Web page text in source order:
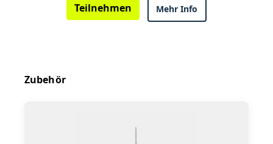
Teilnehmen Mehr Info
Zubehör